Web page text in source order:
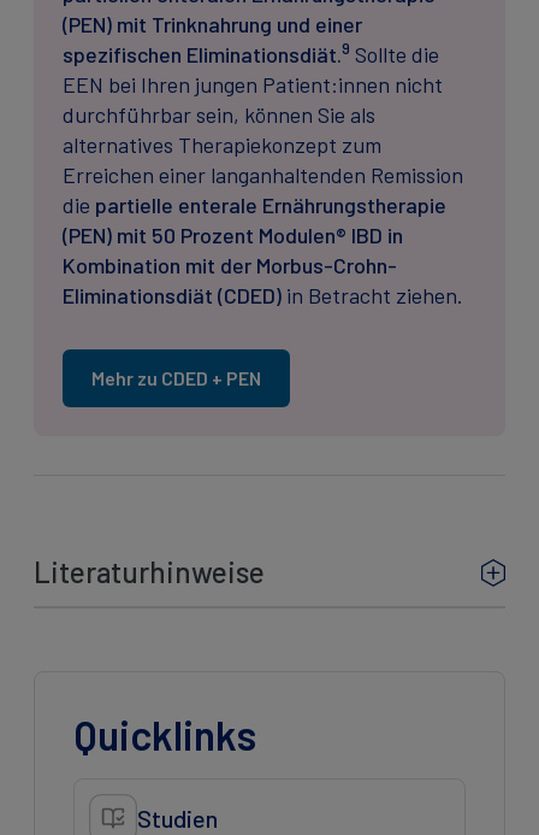
(PEN) mit Trinknahrung und einer
spezifischen Eliminationsdiät.9 Sollte die
EEN bei Ihren jungen Patient:innen nicht
durchführbar sein, können Sie als
alternatives Therapiekonzept zum
Erreichen einer langanhaltenden Remission
die partielle enterale Ernährungstherapie
(PEN) mit 50 Prozent Modulen® IBD in
Kombination mit der Morbus-Crohn-
Eliminationsdiät (CDED)in Betracht ziehen.
Mehr zu CDED + PEN
Literaturhinweise
Quicklinks
Studien